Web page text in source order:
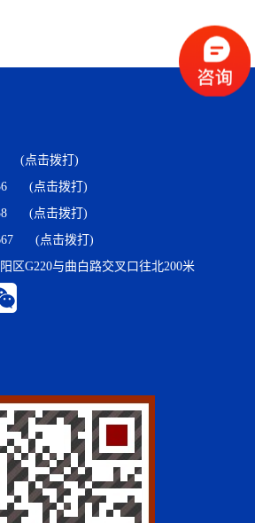
(点击拨打)
(点击拨打)
(点击拨打)
(点击拨打)
G220与曲白路交叉口往北200米